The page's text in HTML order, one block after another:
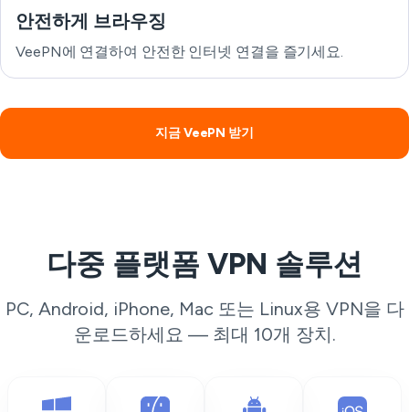
안전하게 브라우징
VeePN에 연결하여 안전한 인터넷 연결을 즐기세요.
지금 VeePN 받기
다중 플랫폼 VPN 솔루션
PC, Android, iPhone, Mac 또는 Linux용 VPN을 다
운로드하세요 — 최대 10개 장치.